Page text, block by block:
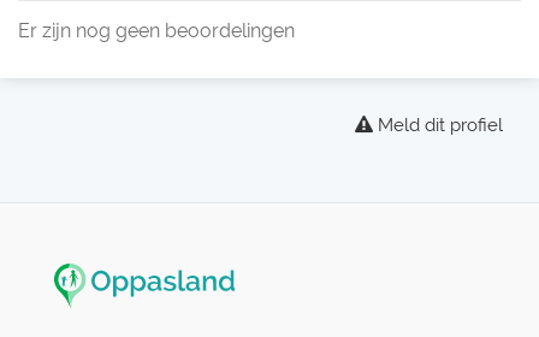
Er zijn nog geen beoordelingen
Meld dit profiel